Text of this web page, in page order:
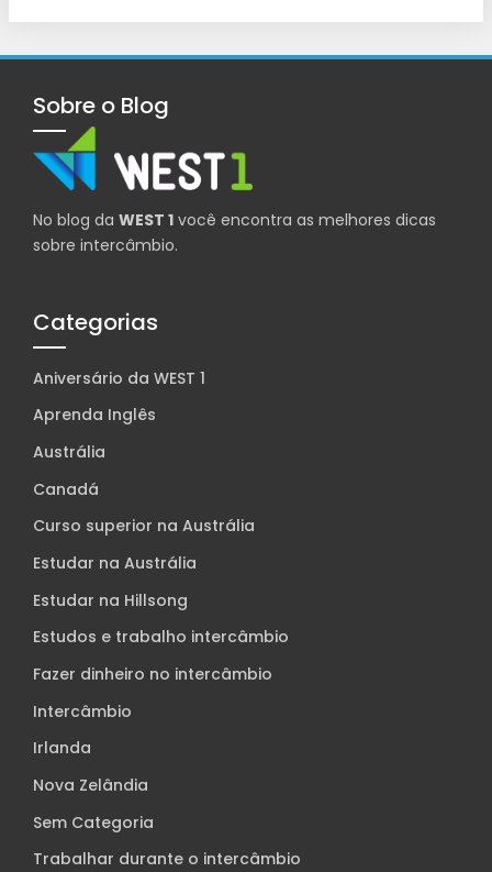
Sobre o Blog
No blog da WEST 1 você encontra as melhores dicas
sobre intercâmbio.
Categorias
Aniversário da WEST 1
Aprenda Inglês
Austrália
Canadá
Curso superior na Austrália
Estudar na Austrália
Estudar na Hillsong
Estudos e trabalho intercâmbio
Fazer dinheiro no intercâmbio
Intercâmbio
Irlanda
Nova Zelândia
Sem Categoria
Trabalhar durante o intercâmbio